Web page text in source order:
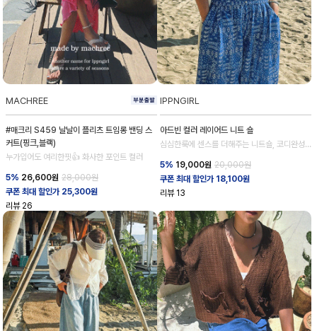
MACHREE
#매크리 S459 날날이 플리츠 트임롱 밴딩 스
커트(핑크,블랙)
누가입어도 여리한핏👍 화사한 포인트 컬러
5% 26,600원 28,000원
쿠폰 최대 할인가 25,300원
리뷰 26
IPPNGIRL
아드빈 컬러 레이어드 니트 숄
심심한룩에 센스를 더해주는 니트숄, 코디완성
5% 19,000원 20,000원
쿠폰 최대 할인가 18,100원
리뷰 13